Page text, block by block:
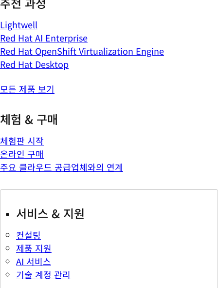
Lightwell
Red Hat AI Enterprise
Red Hat OpenShift Virtualization Engine
Red Hat Desktop
모든 제품 보기
체험 & 구매
체험판 시작
온라인 구매
주요 클라우드 공급업체와의 연계
서비스 & 지원
컨설팅
제품 지원
AI 서비스
기술 계정 관리